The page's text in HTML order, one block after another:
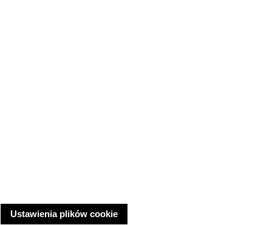
Ustawienia plików cookie